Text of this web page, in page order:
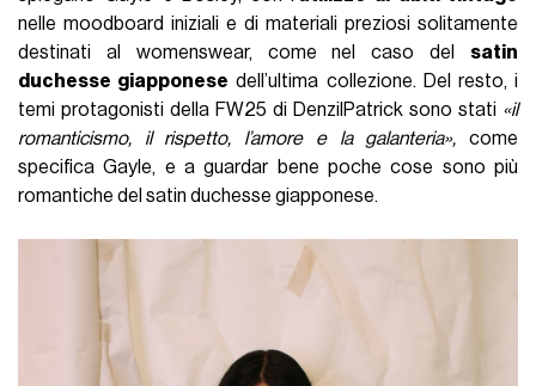
nelle moodboard iniziali e di materiali preziosi solitamente
destinati al womenswear, come nel caso del satin
duchesse giapponese dell’ultima collezione. Del resto, i
temi protagonisti della FW25 di DenzilPatrick sono stati «il
romanticismo, il rispetto, l’amore e la galanteria», come
specifica Gayle, e a guardar bene poche cose sono più
romantiche del satin duchesse giapponese.